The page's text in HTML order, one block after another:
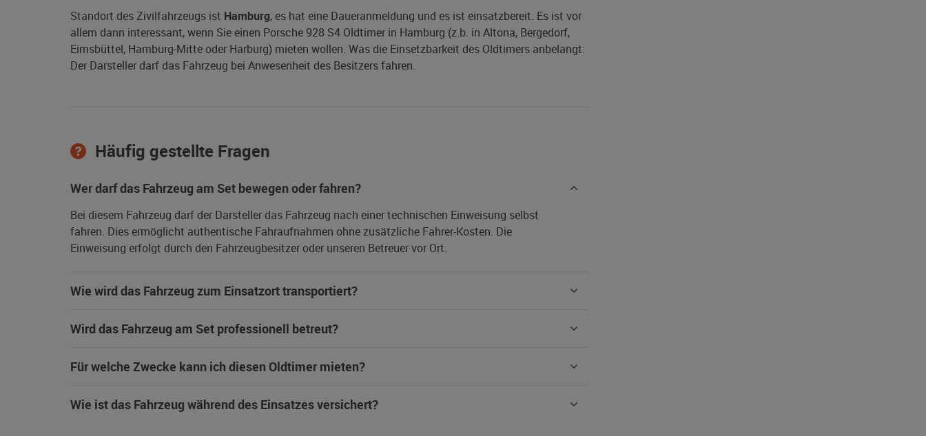
Standort des Zivilfahrzeugs ist Hamburg, es hat eine Daueranmeldung und es ist einsatzbereit. Es ist vor
allem dann interessant, wenn Sie einen Porsche 928 S4 Oldtimer in Hamburg (z.b. in Altona, Bergedorf,
Eimsbüttel, Hamburg-Mitte oder Harburg) mieten wollen. Was die Einsetzbarkeit des Oldtimers anbelangt:
Der Darsteller darf das Fahrzeug bei Anwesenheit des Besitzers fahren.
Häufig gestellte Fragen
Wer darf das Fahrzeug am Set bewegen oder fahren?
Bei diesem Fahrzeug darf der Darsteller das Fahrzeug nach einer technischen Einweisung selbst
fahren. Dies ermöglicht authentische Fahraufnahmen ohne zusätzliche Fahrer-Kosten. Die
Einweisung erfolgt durch den Fahrzeugbesitzer oder unseren Betreuer vor Ort.
Wie wird das Fahrzeug zum Einsatzort transportiert?
Wird das Fahrzeug am Set professionell betreut?
Für welche Zwecke kann ich diesen Oldtimer mieten?
Wie ist das Fahrzeug während des Einsatzes versichert?